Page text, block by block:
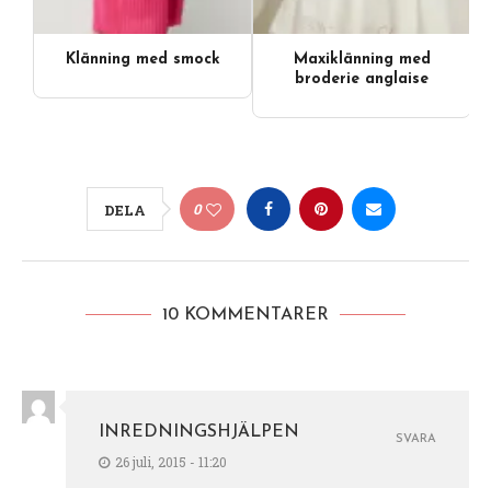
Klänning med smock
Maxiklänning med
broderie anglaise
DELA 0
10 KOMMENTARER
INREDNINGSHJÄLPEN
26 juli, 2015 - 11:20
SVARA